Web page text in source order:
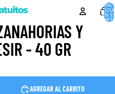
TOTAL
EN
Y
- 40 GR
AGREGAR AL CARRITO